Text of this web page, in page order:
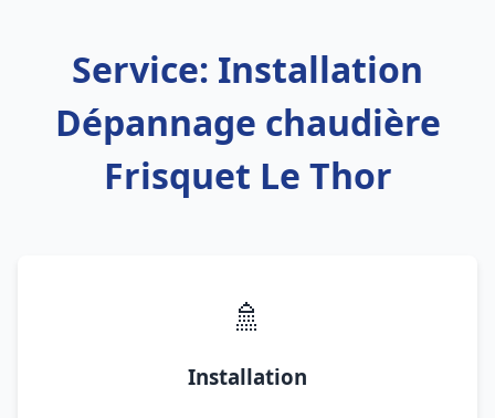
Service: Installation
Dépannage chaudière
Frisquet Le Thor
🚿
Installation